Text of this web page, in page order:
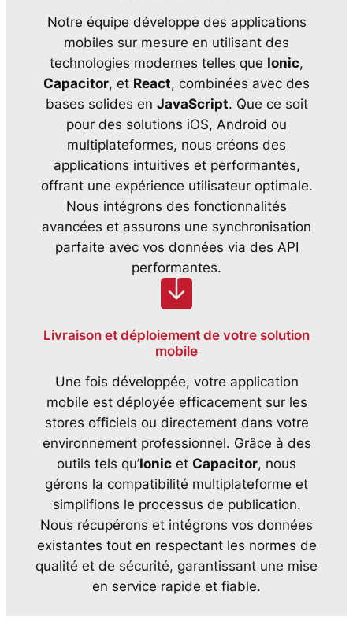
Notre équipe développe des applications
mobiles sur mesure en utilisant des
technologies modernes telles que Ionic,
Capacitor, et React, combinées avec des
bases solides en JavaScript. Que ce soit
pour des solutions iOS, Android ou
multiplateformes, nous créons des
applications intuitives et performantes,
offrant une expérience utilisateur optimale.
Nous intégrons des fonctionnalités
avancées et assurons une synchronisation
parfaite avec vos données via des API
performantes.
Livraison et déploiement de votre solution
mobile
Une fois développée, votre application
mobile est déployée efficacement sur les
stores officiels ou directement dans votre
environnement professionnel. Grâce à des
outils tels qu’Ionic et Capacitor, nous
gérons la compatibilité multiplateforme et
simplifions le processus de publication.
Nous récupérons et intégrons vos données
existantes tout en respectant les normes de
qualité et de sécurité, garantissant une mise
en service rapide et fiable.